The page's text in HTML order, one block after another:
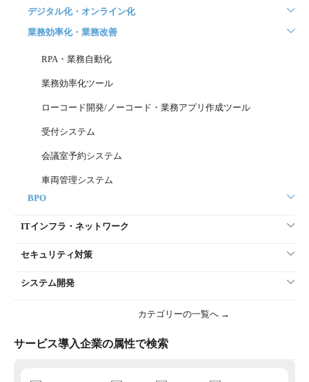
デジタル化・オンライン化
業務効率化・業務改善
RPA・業務自動化
業務効率化ツール
ローコード開発/ノーコード・業務アプリ作成ツール
受付システム
会議室予約システム
車両管理システム
BPO
ITインフラ・ネットワーク
セキュリティ対策
システム開発
カテゴリーの一覧へ →
サービス導入企業の属性で検索